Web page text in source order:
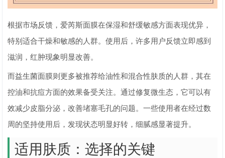
根据市场反馈，爱芮斯面膜在保湿和舒缓敏感方面表现优异，
特别适合干燥和敏感的人群。使用后，许多用户反馈立即感到
滋润，红肿现象明显改善。
而益生菌面膜则更多被推荐给油性和混合性肤质的人群，其在
控油和抗痘方面的效果备受关注。通过修复微生态，它可以有
效减少皮脂分泌，改善堵塞毛孔的问题。一些使用者在经过数
周的坚持使用后，发现状态明显好转，细腻感显著提升。
适用肤质：选择的关键